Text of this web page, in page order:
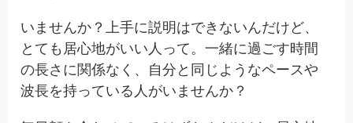
いませんか？上手に説明はできないんだけど、
とても居心地がいい人って。一緒に過ごす時間
の長さに関係なく、自分と同じようなペースや
波長を持っている人がいませんか？